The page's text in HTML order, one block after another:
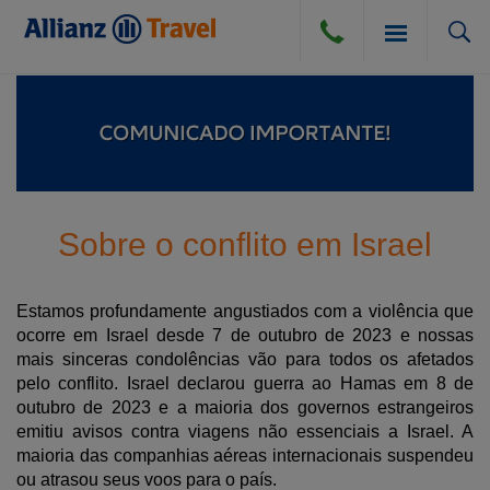
SEGURO VIAGEM
SEGURO VIAGEM AÉREO
SEGURO VIAGEM MARÍTIMO
CANCELAMENTO POR DIVERSAS CAUSAS
DÚVIDAS E DICAS
PERGUNTAS FREQUENTES
ATENDIMENTO
INSTITUCIONAL
Sobre o conflito em Israel
Estamos profundamente angustiados com a violência que
ocorre em Israel desde 7 de outubro de 2023 e nossas
mais sinceras condolências vão para todos os afetados
pelo conflito. Israel declarou guerra ao Hamas em 8 de
outubro de 2023 e a maioria dos governos estrangeiros
emitiu avisos contra viagens não essenciais a Israel. A
maioria das companhias aéreas internacionais suspendeu
ou atrasou seus voos para o país.